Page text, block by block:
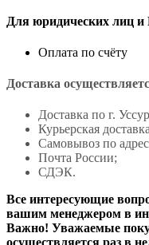
Для юридических лиц
Оплата по счёту
Доставка
Доставка по г.
Курьерская
Самовывоз по
Почта России;
СДЭК.
Все интересующие
вашим менеджером в
Важно! Уважаемые